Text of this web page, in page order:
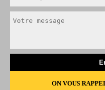
ON VOUS